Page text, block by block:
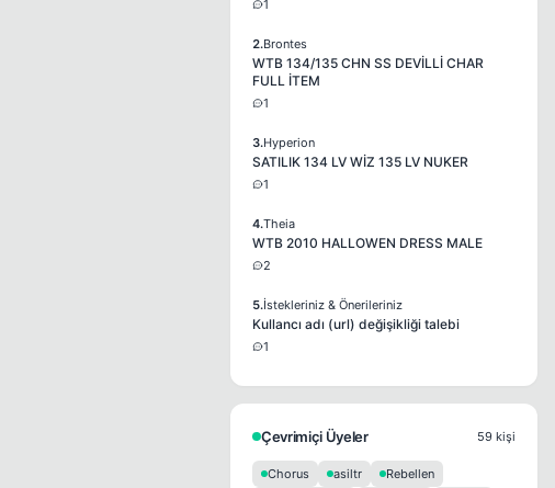
1
2.Brontes
WTB 134/135 CHN SS DEVİLLİ CHAR
FULL İTEM
1
3.Hyperion
SATILIK 134 LV WİZ 135 LV NUKER
1
4.Theia
WTB 2010 HALLOWEN DRESS MALE
2
5.İstekleriniz & Önerileriniz
Kullancı adı (url) değişikliği talebi
1
Çevrimiçi Üyeler 59 kişi
Chorus asiltr Rebellen